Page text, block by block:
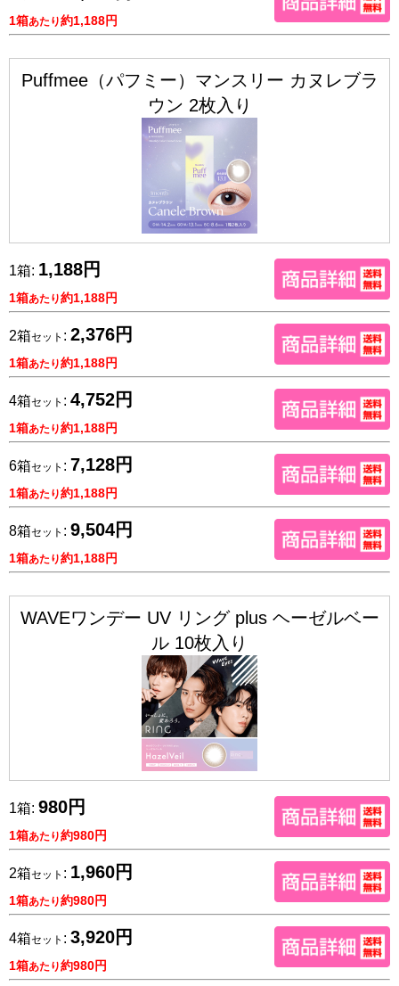
1箱あたり約1,188円
Puffmee（パフミー）マンスリー カヌレブラ
ウン 2枚入り
1箱: 1,188円
1箱あたり約1,188円
2箱セット : 2,376円
1箱あたり約1,188円
4箱セット : 4,752円
1箱あたり約1,188円
6箱セット : 7,128円
1箱あたり約1,188円
8箱セット : 9,504円
1箱あたり約1,188円
WAVEワンデー UV リング plus ヘーゼルベー
ル 10枚入り
1箱: 980円
1箱あたり約980円
2箱セット : 1,960円
1箱あたり約980円
4箱セット : 3,920円
1箱あたり約980円